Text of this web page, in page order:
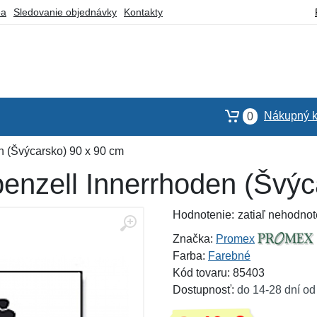
Sledovanie objednávky Kontakty
0 Nákupný
(Švýcarsko) 90 x 90 cm
Innerrhoden
Hodnotenie: zatiaľ
Značka: Promex
Farba: Farebné
Kód tovaru: 85403
Dostupnosť: do 14-28 dní